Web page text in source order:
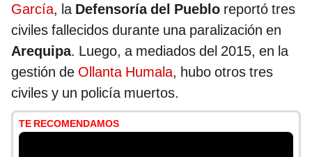
García, la Defensoría del Pueblo reportó tres
civiles fallecidos durante una paralización en
Arequipa. Luego, a mediados del 2015, en la
gestión de Ollanta Humala, hubo otros tres
civiles y un policía muertos.
TE RECOMENDAMOS